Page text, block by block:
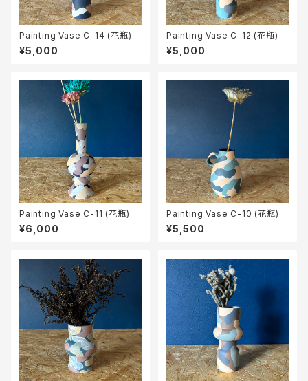
Painting Vase C-14 (花瓶)
¥5,000
Painting Vase C-12 (花瓶)
¥5,000
Painting Vase C-11 (花瓶)
¥6,000
Painting Vase C-10 (花瓶)
¥5,500